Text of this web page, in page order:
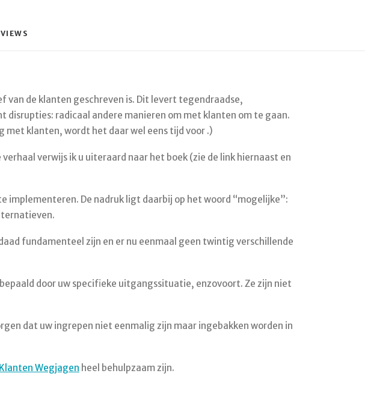
de klanten geschreven is. Dit levert tegendraadse,
radicaal andere manieren om met klanten om te gaan.
met klanten, wordt het daar wel eens tijd voor .)
verwijs ik u uiteraard naar het boek (zie de link hiernaast en
implementeren. De nadruk ligt daarbij op het woord “mogelijke”:
fundamenteel zijn en er nu eenmaal geen twintig verschillende
door uw specifieke uitgangssituatie, enzovoort. Ze zijn niet
dat uw ingrepen niet eenmalig zijn maar ingebakken worden in
Wegjagen heel behulpzaam zijn.